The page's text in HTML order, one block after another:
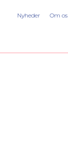
Nyheder Om os